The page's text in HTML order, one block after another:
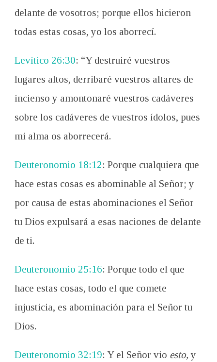
delante de vosotros; porque ellos hicieron
todas estas cosas, yo los aborrecí.
Levítico 26:30: “Y destruiré vuestros
lugares altos, derribaré vuestros altares de
incienso y amontonaré vuestros cadáveres
sobre los cadáveres de vuestros ídolos, pues
mi alma os aborrecerá.
Deuteronomio 18:12: Porque cualquiera que
hace estas cosas es abominable al Señor; y
por causa de estas abominaciones el Señor
tu Dios expulsará a esas naciones de delante
de ti.
Deuteronomio 25:16: Porque todo el que
hace estas cosas, todo el que comete
injusticia, es abominación para el Señor tu
Dios.
Deuteronomio 32:19: Y el Señor vio esto, y